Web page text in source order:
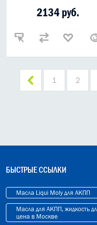
2134 руб.
1 2
БЫСТРЫЕ ССЫЛКИ
Масла Liqui Moly для АКПП
Масла для АКПП, жидкость
цена в Москве